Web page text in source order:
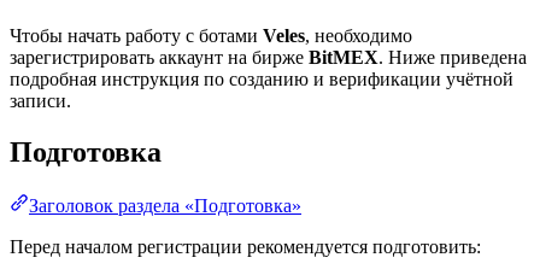
Чтобы начать работу с ботами Veles, необходимо
зарегистрировать аккаунт на бирже BitMEX. Ниже приведена
подробная инструкция по созданию и верификации учётной
записи.
Подготовка
Заголовок раздела «Подготовка»
Перед началом регистрации рекомендуется подготовить: